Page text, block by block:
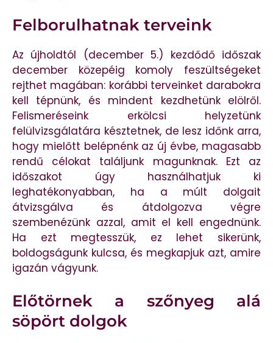
Felborulhatnak terveink
Az újholdtól (december 5.) kezdődő időszak
december közepéig komoly feszültségeket
rejthet magában: korábbi terveinket darabokra
kell tépnünk, és mindent kezdhetünk elölről.
Felismeréseink erkölcsi helyzetünk
felülvizsgálatára késztetnek, de lesz időnk arra,
hogy mielőtt belépnénk az új évbe, magasabb
rendű célokat találjunk magunknak. Ezt az
időszakot úgy használhatjuk ki
leghatékonyabban, ha a múlt dolgait
átvizsgálva és átdolgozva végre
szembenézünk azzal, amit el kell engednünk.
Ha ezt megtesszük, ez lehet sikerünk,
boldogságunk kulcsa, és megkapjuk azt, amire
igazán vágyunk.
Előtörnek a szőnyeg alá
söpört dolgok